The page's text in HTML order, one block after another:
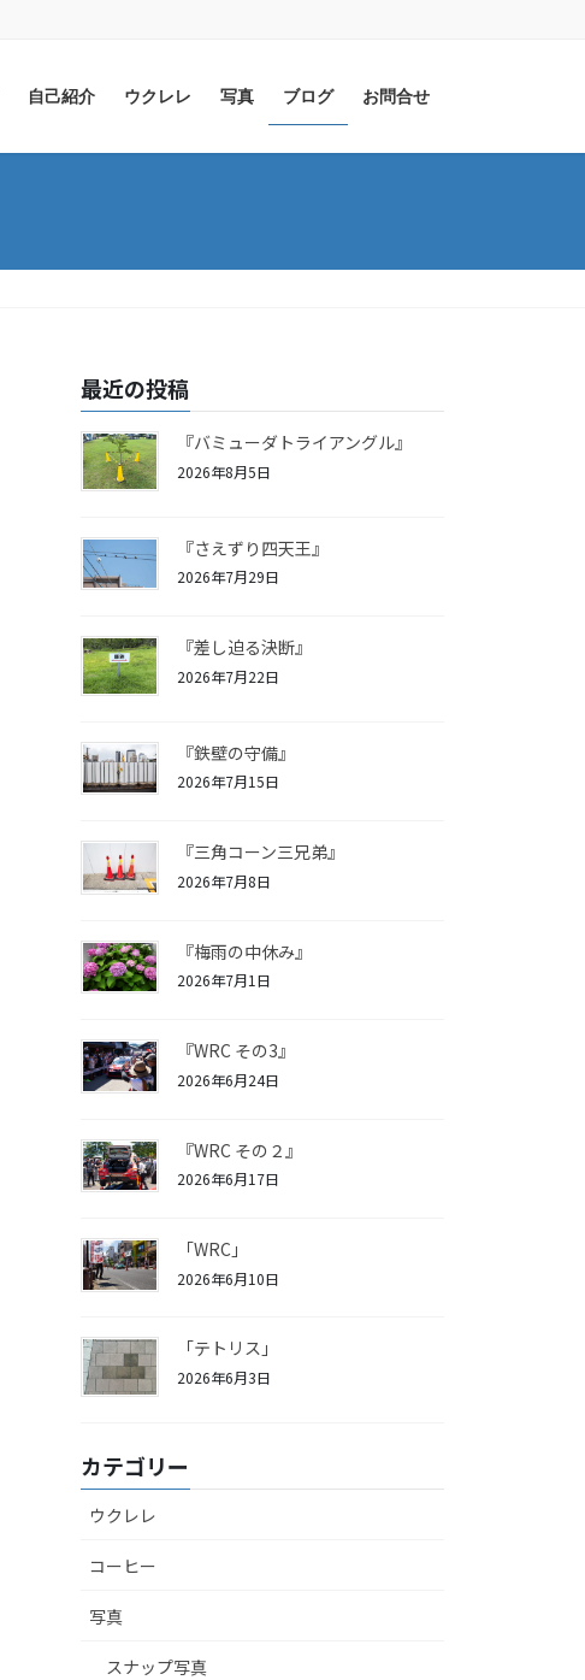
自己紹介 ウクレレ 写真 ブログ お問合せ
最近の投稿
『バミューダトライアングル』
2026年8月5日
『さえずり四天王』
2026年7月29日
『差し迫る決断』
2026年7月22日
『鉄壁の守備』
2026年7月15日
『三角コーン三兄弟』
2026年7月8日
『梅雨の中休み』
2026年7月1日
『WRC その3』
2026年6月24日
『WRC その２』
2026年6月17日
「WRC」
2026年6月10日
「テトリス」
2026年6月3日
カテゴリー
ウクレレ
コーヒー
写真
スナップ写真